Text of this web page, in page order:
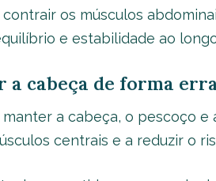
os músculos
e estabilidade ao
a cabeça de forma
a cabeça, o pescoço e
centrais e a reduzir o